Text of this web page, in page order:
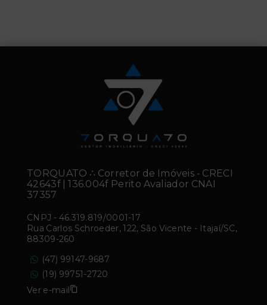
TORQUATO ∴ Corretor de Imóveis - CRECI
42643f | 136.004f Perito Avaliador CNAI
37357
CNPJ - 46.319.819/0001-17
Rua Carlos Schroeder, 122, São Vicente - Itajaí/SC,
88309-260
(47) 99147-9687
(19) 99751-2720
Ver e-mail